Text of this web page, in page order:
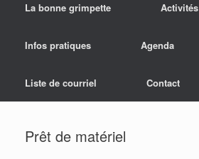
La bonne grimpette Activités
Infos pratiques Agenda
Liste de courriel Contact
Prêt de matériel